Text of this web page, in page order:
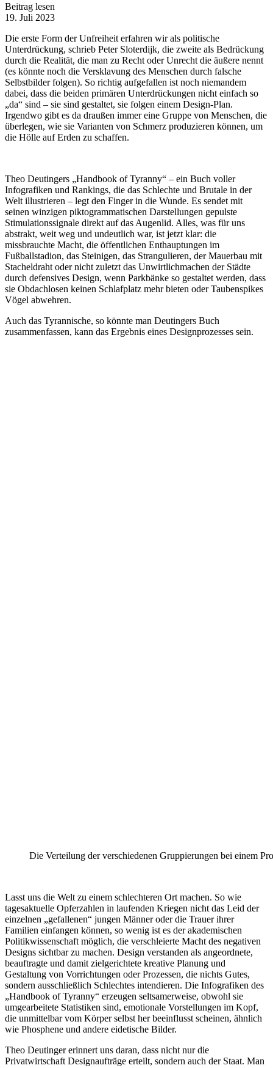
Beitrag lesen
19. Juli 2023
Die erste Form der Unfreiheit erfahren wir als politische
Unterdrückung, schrieb Peter Sloterdijk, die zweite als Bedrückung
durch die Realität, die man zu Recht oder Unrecht die äußere nennt
(es könnte noch die Versklavung des Menschen durch falsche
Selbstbilder folgen). So richtig aufgefallen ist noch niemandem
dabei, dass die beiden primären Unterdrückungen nicht einfach so
„da“ sind – sie sind gestaltet, sie folgen einem Design-Plan.
Irgendwo gibt es da draußen immer eine Gruppe von Menschen, die
überlegen, wie sie Varianten von Schmerz produzieren können, um
die Hölle auf Erden zu schaffen.
Theo Deutingers „Handbook of Tyranny“ – ein Buch voller
Infografiken und Rankings, die das Schlechte und Brutale in der
Welt illustrieren – legt den Finger in die Wunde. Es sendet mit
seinen winzigen piktogrammatischen Darstellungen gepulste
Stimulationssignale direkt auf das Augenlid. Alles, was für uns
abstrakt, weit weg und undeutlich war, ist jetzt klar: die
missbrauchte Macht, die öffentlichen Enthauptungen im
Fußballstadion, das Steinigen, das Strangulieren, der Mauerbau mit
Stacheldraht oder nicht zuletzt das Unwirtlichmachen der Städte
durch defensives Design, wenn Parkbänke so gestaltet werden, dass
sie Obdachlosen keinen Schlafplatz mehr bieten oder Taubenspikes
Vögel abwehren.
Auch das Tyrannische, so könnte man Deutingers Buch
zusammenfassen, kann das Ergebnis eines Designprozesses sein.
Die Verteilung der verschiedenen Gruppierungen bei einem
Lasst uns die Welt zu einem schlechteren Ort machen. So wie
tagesaktuelle Opferzahlen in laufenden Kriegen nicht das Leid der
einzelnen „gefallenen“ jungen Männer oder die Trauer ihrer
Familien einfangen können, so wenig ist es der akademischen
Politikwissenschaft möglich, die verschleierte Macht des negativen
Designs sichtbar zu machen. Design verstanden als angeordnete,
beauftragte und damit zielgerichtete kreative Planung und
Gestaltung von Vorrichtungen oder Prozessen, die nichts Gutes,
sondern ausschließlich Schlechtes intendieren. Die Infografiken des
„Handbook of Tyranny“ erzeugen seltsamerweise, obwohl sie
umgearbeitete Statistiken sind, emotionale Vorstellungen im Kopf,
die unmittelbar vom Körper selbst her beeinflusst scheinen, ähnlich
wie Phosphene und andere eidetische Bilder.
Theo Deutinger erinnert uns daran, dass nicht nur die
Privatwirtschaft Designaufträge erteilt, sondern auch der Staat. Man